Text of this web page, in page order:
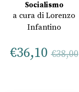
Socialismo
a cura di Lorenzo
Infantino
€36,10 €38,00